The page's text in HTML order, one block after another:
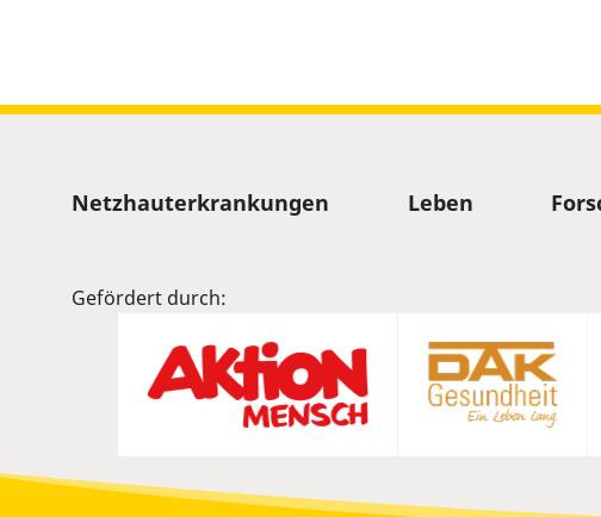
Sitemap
Netzhauterkrankungen Leben
Gefördert durch: